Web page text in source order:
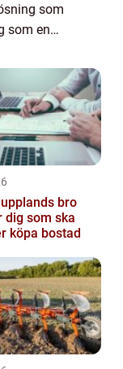
som
som en
bro
dig som ska
köpa bostad